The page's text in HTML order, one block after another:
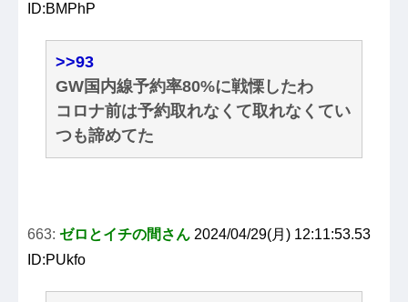
ID:BMPhP
>>93
GW国内線予約率80%に戦慄したわ
コロナ前は予約取れなくて取れなくてい
つも諦めてた
663: ゼロとイチの間さん 2024/04/29(月) 12:11:53.53
ID:PUkfo